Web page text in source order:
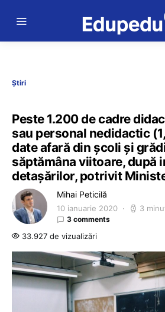
Știri
Peste 1.200 de cadre
sau personal nedidactic
date afară din școli și
săptămâna viitoare, după
detașărilor, potrivit
Mihai Peticilă
10 ianuarie 2020 3
3 comments
33.927 de vizualizări